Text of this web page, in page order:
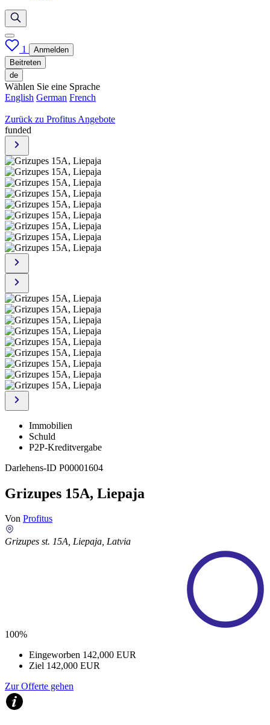
1
Anmelden
Beitreten
de
Wählen Sie eine Sprache
English German French
Zurück zu Profitus Angebote
funded
Immobilien
Schuld
P2P-Kreditvergabe
Darlehens-ID P00001604
Grizupes 15A, Liepaja
Von Profitus
Grizupes st. 15A, Liepaja, Latvia
100%
Eingeworben 142,000 EUR
Ziel 142,000 EUR
Zur Offerte gehen